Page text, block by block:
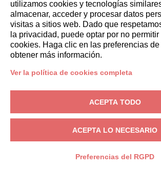
PROPIETARIOS
– Via Terralugiana, 64, 07024 La
IVA: IT02819620903
Condiciones - Cookies
utilizamos cookies y tecnologías
almacenar, acceder y procesar datos
visitas a sitios web. Dado que
la privacidad, puede optar por no
cookies. Haga clic en las preferencias
obtener más información.
Ver la política de cookies completa
ACEPTA TODO
ACEPTA LO NECESARIO
Preferencias del RGPD